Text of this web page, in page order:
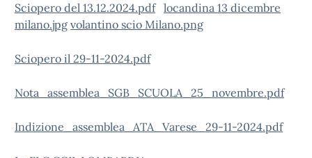
Sciopero del 13.12.2024.pdf locandina 13 dicembre
milano.jpg volantino scio Milano.png
Sciopero il 29-11-2024.pdf
Nota_assemblea_SGB_SCUOLA_25_novembre.pdf
Indizione_assemblea_ATA_Varese_29-11-2024.pdf